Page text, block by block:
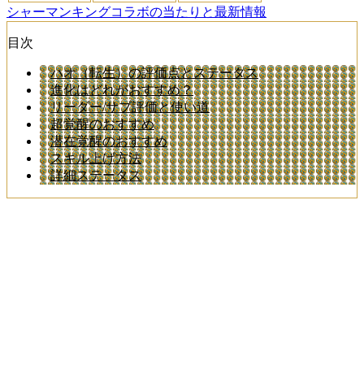
シャーマンキングコラボの当たりと最新情報
目次
ハオ（転生）の評価点とステータス
進化はどれがおすすめ？
リーダー/サブ評価と使い道
超覚醒のおすすめ
潜在覚醒のおすすめ
スキル上げ方法
詳細ステータス